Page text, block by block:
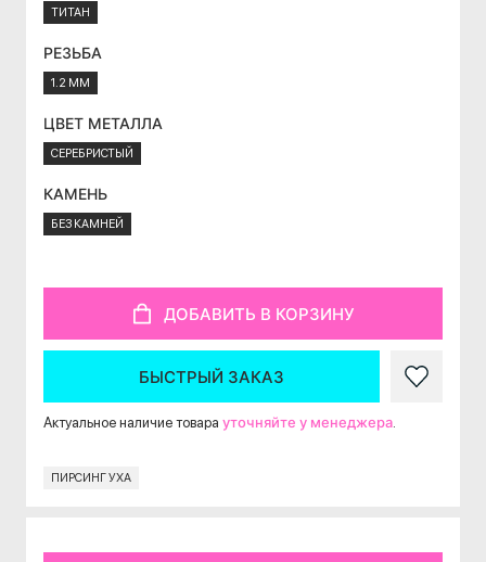
ТИТАН
РЕЗЬБА
1.2 ММ
ЦВЕТ МЕТАЛЛА
СЕРЕБРИСТЫЙ
КАМЕНЬ
БЕЗ КАМНЕЙ
ДОБАВИТЬ В КОРЗИНУ
БЫСТРЫЙ ЗАКАЗ
Актуальное наличие товара уточняйте у менеджера.
ПИРСИНГ УХА